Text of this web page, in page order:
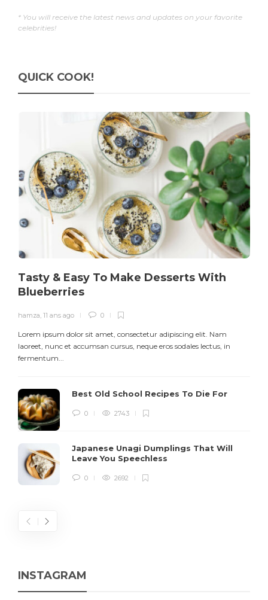
* You will receive the latest news and updates on your favorite
celebrities!
QUICK COOK!
Tasty & Easy To Make Desserts With
Blueberries
hamza, 11 ans ago 0
Lorem ipsum dolor sit amet, consectetur adipiscing elit. Nam
laoreet, nunc et accumsan cursus, neque eros sodales lectus, in
fermentum...
Best Old School Recipes To Die For
0 2743
Japanese Unagi Dumplings That Will
Leave You Speechless
0 2692
INSTAGRAM